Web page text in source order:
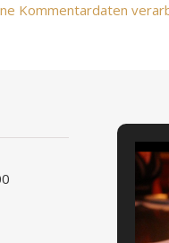
Kommentardaten